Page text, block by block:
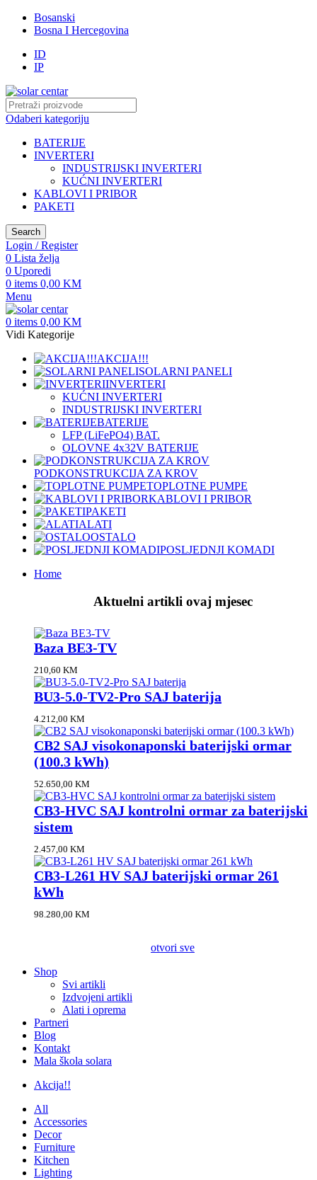
Bosanski
Bosna I Hercegovina
ID
IP
Odaberi kategoriju
BATERIJE
INVERTERI
INDUSTRIJSKI INVERTERI
KUĆNI INVERTERI
KABLOVI I PRIBOR
PAKETI
Search
Login / Register
0 Lista želja
0 Uporedi
0 items 0,00 KM
Menu
0 items 0,00 KM
Vidi Kategorije
AKCIJA!!!
SOLARNI PANELI
INVERTERI
KUĆNI INVERTERI
INDUSTRIJSKI INVERTERI
BATERIJE
LFP (LiFeРО4) BAT.
OLOVNE 4x32V BATERIJE
PODKONSTRUKCIJA ZA KROV
TOPLOTNE PUMPE
KABLOVI I PRIBOR
PAKETI
ALATI
OSTALO
POSLJEDNJI KOMADI
Home
Aktuelni artikli ovaj mjesec
Baza BE3-TV
210,60 KM
BU3-5.0-TV2-Pro SAJ baterija
4.212,00 KM
CB2 SAJ visokonaponski baterijski ormar
(100.3 kWh)
52.650,00 KM
CB3-HVC SAJ kontrolni ormar za baterijski
sistem
2.457,00 KM
CB3-L261 HV SAJ baterijski ormar 261
kWh
98.280,00 KM
otvori sve
Shop
Svi artikli
Izdvojeni artikli
Alati i oprema
Partneri
Blog
Kontakt
Mala škola solara
Akcija!!
All
Accessories
Decor
Furniture
Kitchen
Lighting